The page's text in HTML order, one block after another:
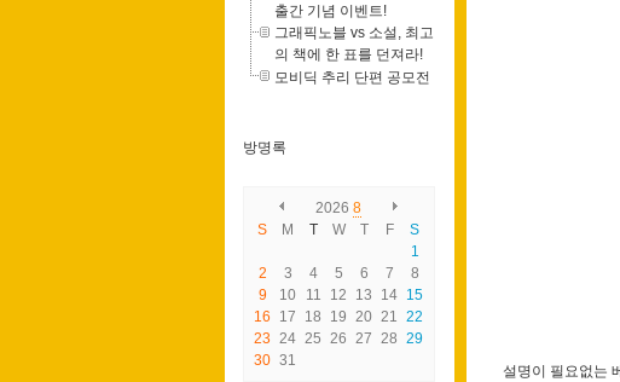
설명이 필요없는
출간 기념 이벤트!
그래픽노블 vs 소설, 최고
의 책에 한 표를 던져라!
모비딕 추리 단편 공모전
방명록
2026 8
S
M T W T F
S
1
2
3 4 5 6 7
8
9
10 11 12 13 14 15
16
17 18 19 20 21 22
23 24 25 26 27 28 29
30 31